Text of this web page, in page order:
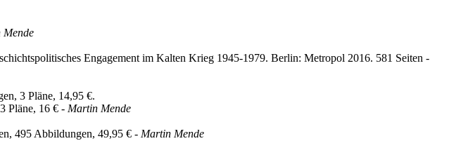
Engagement im Kalten Krieg 1945-1979. Berlin: Metropol 2016. 581 Seiten -
3 Pläne, 14,95 €.
Pläne, 16 € - Martin Mende
495 Abbildungen, 49,95 € - Martin Mende